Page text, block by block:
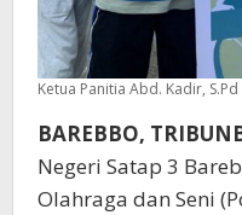
Ketua Panitia Abd. Kadir, S.Pd
BAREBBO,
Negeri Satap 3
Olahraga dan Seni